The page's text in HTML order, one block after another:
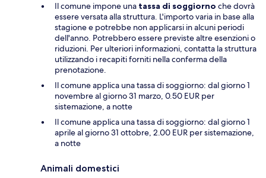
Il comune impone una tassa di soggiorno che dovrà
essere versata alla struttura. L'importo varia in base alla
stagione e potrebbe non applicarsi in alcuni periodi
dell'anno. Potrebbero essere previste altre esenzioni o
riduzioni. Per ulteriori informazioni, contatta la struttura
utilizzando i recapiti forniti nella conferma della
prenotazione.
Il comune applica una tassa di soggiorno: dal giorno 1
novembre al giorno 31 marzo, 0.50 EUR per
sistemazione, a notte
Il comune applica una tassa di soggiorno: dal giorno 1
aprile al giorno 31 ottobre, 2.00 EUR per sistemazione,
a notte
Animali domestici